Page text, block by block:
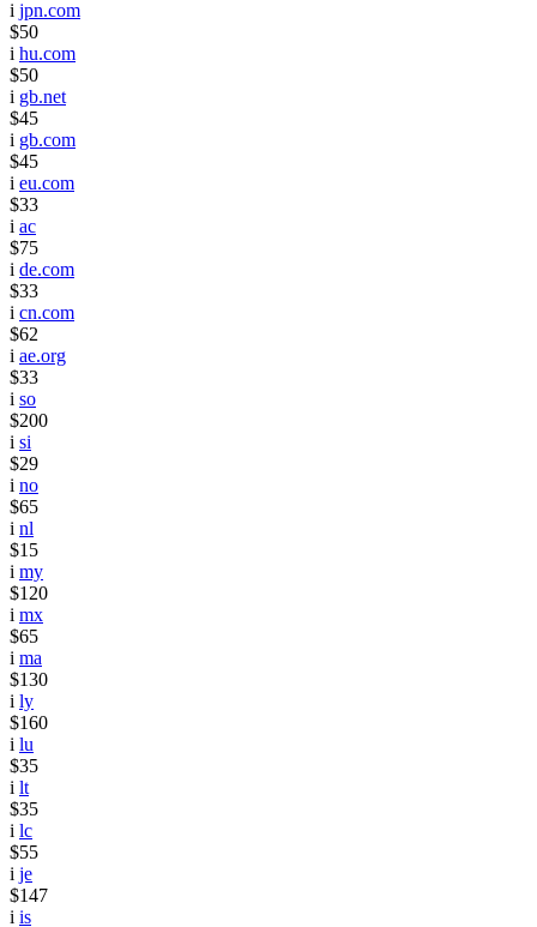
i jpn.com
$50
i hu.com
$50
i gb.net
$45
i gb.com
$45
i eu.com
$33
i ac
$75
i de.com
$33
i cn.com
$62
i ae.org
$33
i so
$200
i si
$29
i no
$65
i nl
$15
i my
$120
i mx
$65
i ma
$130
i ly
$160
i lu
$35
i lt
$35
i lc
$55
i je
$147
i is